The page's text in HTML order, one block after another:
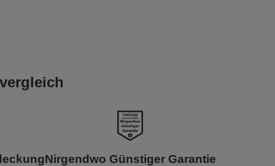
Nirgendwo Günstiger Garantie